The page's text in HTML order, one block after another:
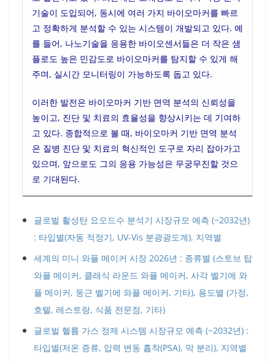
기술이 도입되어, 동시에 여러 가지 바이오마커를 빠르
고 정확하게 분석할 수 있는 시스템이 개발되고 있다. 예
를 들어, 나노기술을 응용한 바이오센서들은 더 작은 샘
플로도 높은 민감도로 바이오마커를 탐지할 수 있게 해
주며, 실시간 모니터링이 가능하도록 돕고 있다.
이러한 발전은 바이오마커 기반 면역 분석의 신뢰성을
높이고, 진단 및 치료의 효율성을 향상시키는 데 기여하
고 있다. 종합적으로 볼 때, 바이오마커 기반 면역 분석
은 질병 진단 및 치료의 혁신적인 도구로 자리 잡아가고
있으며, 앞으로도 그의 응용 가능성은 무궁무진할 것으
로 기대된다.
글로벌 활성탄 요오드수 분석기 시장규모 예측 (~2032년)
: 타입별(자동 적정기, UV-Vis 분광광도계), 지역별
세계의 미니 와플 메이커 시장 2026년 : 종류별 (스토브 탑
와플 메이커, 클래식 라운드 와플 메이커, 사각 벨기에 와
플 메이커, 둥근 벨기에 와플 메이커, 기타), 용도별 (가정,
호텔, 레스토랑, 식품 전문점, 기타)
글로벌 헬륨 가스 정제 시스템 시장규모 예측 (~2032년) :
타입별(저온 증류, 압력 변동 흡착(PSA), 막 분리), 지역별